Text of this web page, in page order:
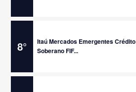
8°
Itaú Mercados Emergentes Crédito
Soberano FIF...